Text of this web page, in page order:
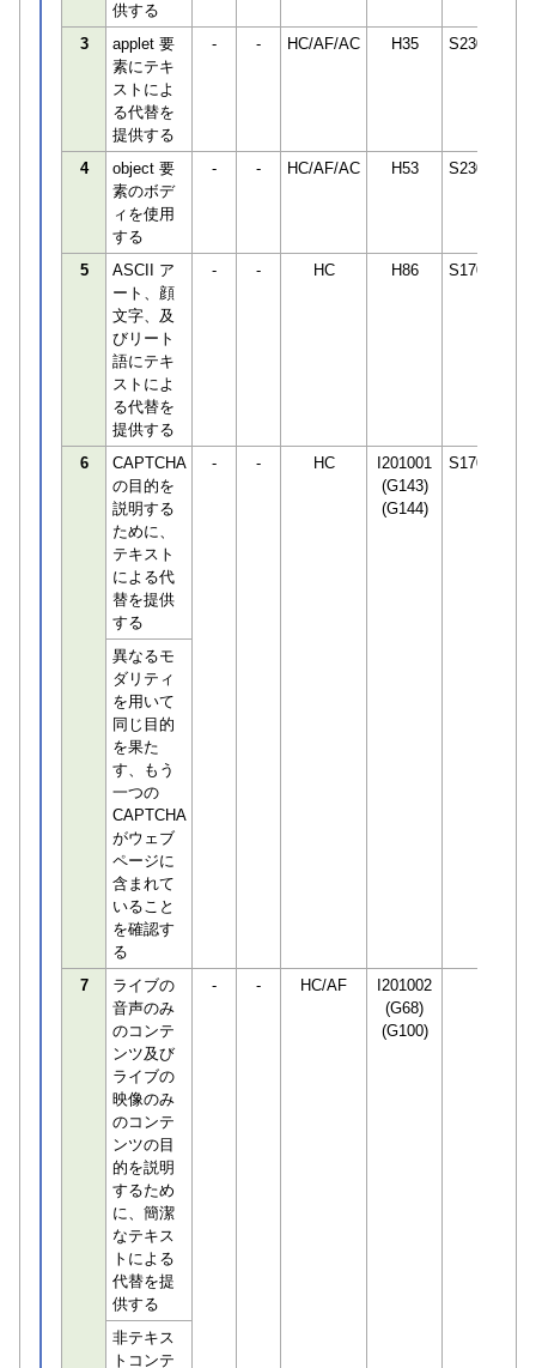
供する
3
applet 要
素にテキ
ストによ
る代替を
提供する
- - HC/AF/AC H35 S230850
4
object 要
素のボデ
ィを使用
する
- - HC/AF/AC H53 S230850
5
ASCII ア
ート、顔
文字、及
びリート
語にテキ
ストによ
る代替を
提供する
- - HC H86 S170306
6
CAPTCHA
の目的を
説明する
ために、
テキスト
による代
替を提供
する
- - HC
I201001
(G143)
(G144)
S170294
異なるモ
ダリティ
を用いて
同じ目的
を果た
す、もう
一つの
CAPTCHA
がウェブ
ページに
含まれて
いること
を確認す
る
7
ライブの
音声のみ
のコンテ
ンツ及び
ライブの
映像のみ
のコンテ
ンツの目
的を説明
するため
に、簡潔
なテキス
トによる
代替を提
供する
- - HC/AF
I201002
(G68)
(G100)
非テキス
トコンテ